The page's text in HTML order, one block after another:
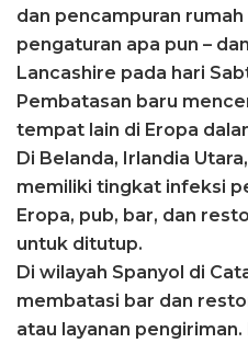
dan pencampuran
pengaturan apa pun –
Lancashire pada hari
Pembatasan baru
tempat lain di Eropa
Di Belanda, Irlandia
memiliki tingkat infeksi
Eropa, pub, bar, dan
untuk ditutup.
Di wilayah Spanyol di
membatasi bar dan
atau layanan pengiriman.